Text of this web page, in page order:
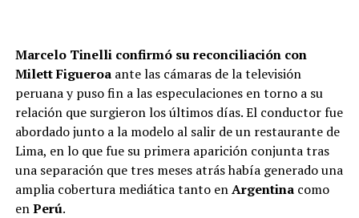
Marcelo Tinelli confirmó su reconciliación con
Milett Figueroaante las cámaras de la televisión
peruana y puso fin a las especulaciones en torno a su
relación que surgieron los últimos días. El conductor fue
abordado junto a la modelo al salir de un restaurante de
Lima, en lo que fue su primera aparición conjunta tras
una separación que tres meses atrás había generado una
amplia cobertura mediática tanto enArgentinacomo
enPerú.